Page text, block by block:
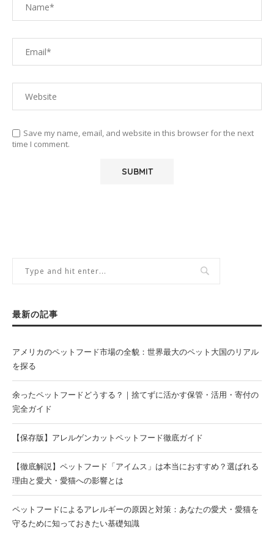
Save my name, email, and website in this browser for the next
time I comment.
最新の記事
アメリカのペットフード市場の全貌：世界最大のペット大国のリアル
を探る
余ったペットフードどうする？｜捨てずに活かす保管・活用・寄付の
完全ガイド
【保存版】アレルゲンカットペットフード徹底ガイド
【徹底解説】ペットフード「アイムス」は本当におすすめ？選ばれる
理由と愛犬・愛猫への影響とは
ペットフードによるアレルギーの原因と対策：あなたの愛犬・愛猫を
守るために知っておきたい基礎知識